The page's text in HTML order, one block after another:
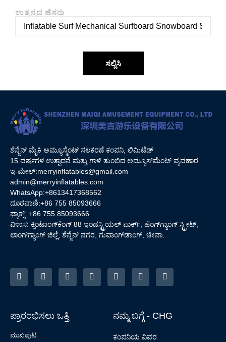
ಉತ್ಪನ್ನದ ಹೆಸರು
ಸಲ್ಲಿಸಿ
ಶೆನ್ಜೆನ್ ಮೈಕಿ ಅಮ್ಯೂಸ್ಮೆಂಟ್ ಸಲಕರಣೆ ಕಂಪನಿ, ಲಿಮಿಟೆಡ್
15 ವರ್ಷಗಳ ಉತ್ಪಾದನೆ ಮತ್ತು ಗಾಳಿ ತುಂಬಿದ ಅಮ್ಯೂಸ್‌ಮೆಂಟ್ ವ್ಯವಹಾರ
ಇ-ಮೇಲ್:merryinflatables@gmail.com
admin@merryinflatables.com
WhatsApp:+8613417368562
ದೂರವಾಣಿ:+86 755 85093666
ಫ್ಯಾಕ್ಸ್: +86 755 85093666
ವಿಳಾಸ: ಕ್ಸಿಂಟಾಂಗ್‌ಕೆಂಗ್ 88 ಇಂಡಸ್ಟ್ರಿಯಲ್ ಪಾರ್ಕ್, ಹೆಂಗ್‌ಗ್ಯಾಂಗ್ ಸ್ಟ್ರೀಟ್,
ಲಾಂಗ್‌ಗ್ಯಾಂಗ್ ಜಿಲ್ಲೆ, ಶೆನ್ಜೆನ್ ನಗರ, ಗುವಾಂಗ್‌ಡಾಂಗ್, ಚೀನಾ.
ಪ್ರಾರಂಭಿಸಲು ಒತ್ತಿ
ಮುಖಪುಟ
ನಮ್ಮ ಬಗ್ಗೆ - CHG
ಕಂಪನಿಯ ವಿವರ